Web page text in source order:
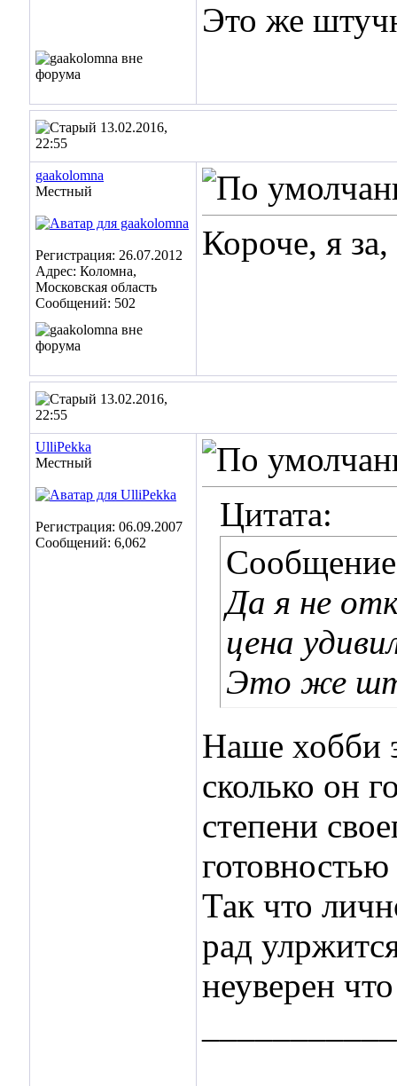
Это же
13.02.2016,
22:55
gaakolomna
Местный
Регистрация: 26.07.2012
Адрес: Коломна,
Московская область
Сообщений: 502
Короче, я
13.02.2016,
22:55
UlliPekka
Местный
Регистрация: 06.09.2007
Сообщений: 6,062
Цитата:
Да я не
цена
Это же
Наше хобби
сколько он
степени
готовностью
Так что
рад
неуверен